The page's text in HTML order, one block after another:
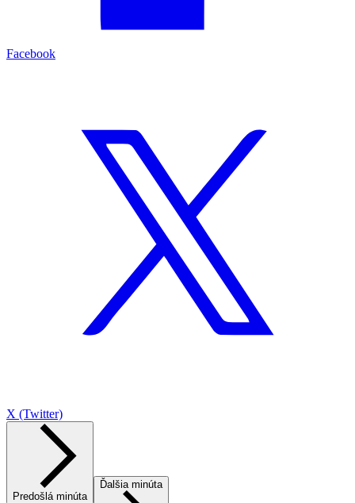
Facebook
X (Twitter)
Predošlá minúta
Ďalšia minúta